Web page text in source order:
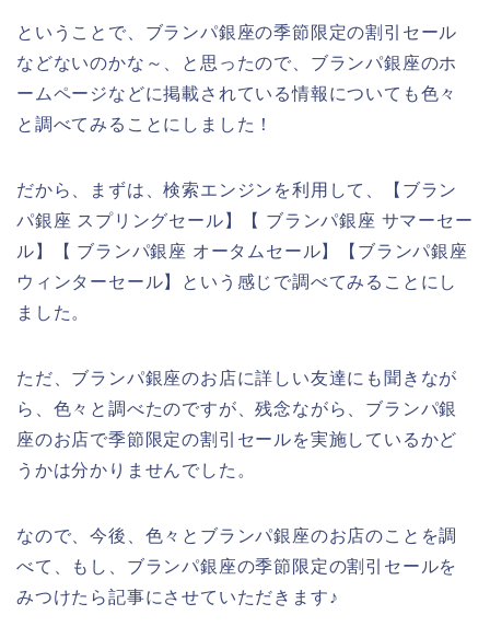
ということで、ブランパ銀座の季節限定の割引セール
などないのかな～、と思ったので、ブランパ銀座のホ
ームページなどに掲載されている情報についても色々
と調べてみることにしました！
だから、まずは、検索エンジンを利用して、【ブラン
パ銀座 スプリングセール】【 ブランパ銀座 サマーセー
ル】【 ブランパ銀座 オータムセール】【ブランパ銀座
ウィンターセール】という感じで調べてみることにし
ました。
ただ、ブランパ銀座のお店に詳しい友達にも聞きなが
ら、色々と調べたのですが、残念ながら、ブランパ銀
座のお店で季節限定の割引セールを実施しているかど
うかは分かりませんでした。
なので、今後、色々とブランパ銀座のお店のことを調
べて、もし、ブランパ銀座の季節限定の割引セールを
みつけたら記事にさせていただきます♪